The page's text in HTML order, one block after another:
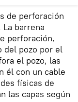
de perforación
barrena
perforación,
del pozo por el
el pozo, las
él con un cable
físicas de
las capas según